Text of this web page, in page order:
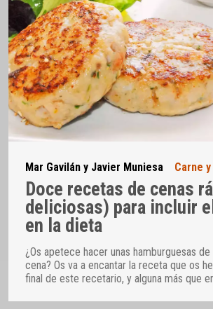
Mar Gavilán y Javier Muniesa Carne
Doce recetas de cenas
deliciosas) para incluir
en la dieta
¿Os apetece hacer unas hamburguesas
cena? Os va a encantar la receta que os
final de este recetario, y alguna más que